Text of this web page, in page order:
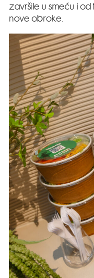
završile u smeću i od
nove obroke.